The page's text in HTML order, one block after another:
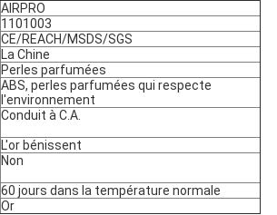
AIRPRO
1101003
CE/REACH/MSDS/SGS
La Chine
Perles parfumées
ABS, perles parfumées qui respecte
l'environnement
Conduit à C.A.
L'or bénissent
Non
60 jours dans la température normale
Or